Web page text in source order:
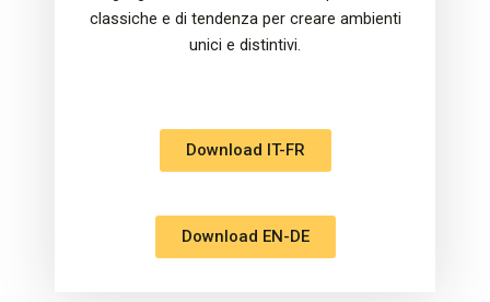
classiche e di tendenza per creare ambienti
unici e distintivi.
Download IT-FR
Download EN-DE